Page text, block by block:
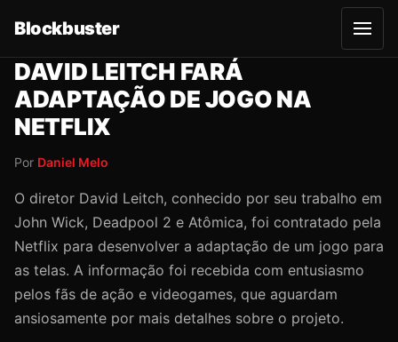
Blockbuster
A
b
r
DAVID LEITCH FARÁ
ADAPTAÇÃO DE JOGO NA
NETFLIX
Por Daniel Melo
O diretor David Leitch, conhecido por seu trabalho em
John Wick, Deadpool 2 e Atômica, foi contratado pela
Netflix para desenvolver a adaptação de um jogo para
as telas. A informação foi recebida com entusiasmo
pelos fãs de ação e videogames, que aguardam
ansiosamente por mais detalhes sobre o projeto.